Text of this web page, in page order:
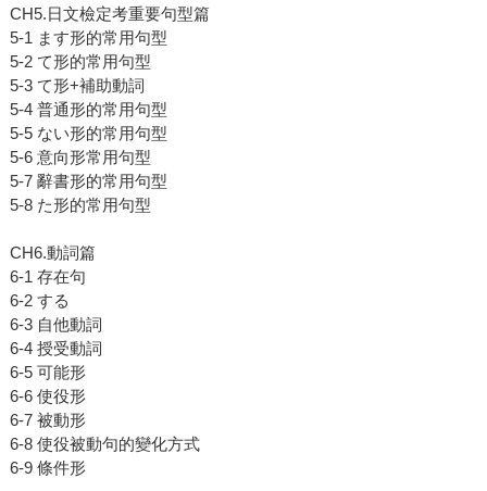
CH5.日文檢定考重要句型篇
5-1 ます形的常用句型
5-2 て形的常用句型
5-3 て形+補助動詞
5-4 普通形的常用句型
5-5 ない形的常用句型
5-6 意向形常用句型
5-7 辭書形的常用句型
5-8 た形的常用句型
CH6.動詞篇
6-1 存在句
6-2 する
6-3 自他動詞
6-4 授受動詞
6-5 可能形
6-6 使役形
6-7 被動形
6-8 使役被動句的變化方式
6-9 條件形